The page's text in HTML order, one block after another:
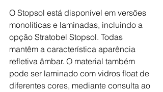
O Stopsol está disponível em versões
monolíticas e laminadas, incluindo a
opção Stratobel Stopsol. Todas
mantêm a característica aparência
refletiva âmbar. O material também
pode ser laminado com vidros float de
diferentes cores, mediante consulta ao